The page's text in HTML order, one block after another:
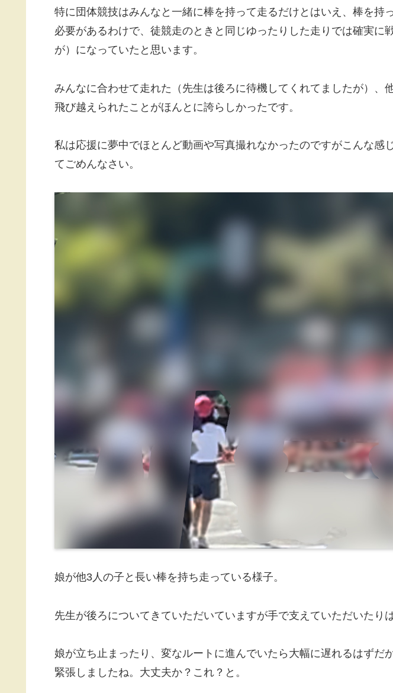
特に団体競技はみんなと一緒に棒を持って走るだけとはいえ、棒を持
必要があるわけで、徒競走のときと同じゆったりした走りでは確実に
が）になっていたと思います。
みんなに合わせて走れた（先生は後ろに待機してくれてましたが）、
飛び越えられたことがほんとに誇らしかったです。
私は応援に夢中でほとんど動画や写真撮れなかったのですがこんな感
てごめんなさい。
娘が他3人の子と長い棒を持ち走っている様子。
先生が後ろについてきていただいていますが手で支えていただいたり
娘が立ち止まったり、変なルートに進んでいたら大幅に遅れるはずだ
緊張しましたね。大丈夫か？これ？と。